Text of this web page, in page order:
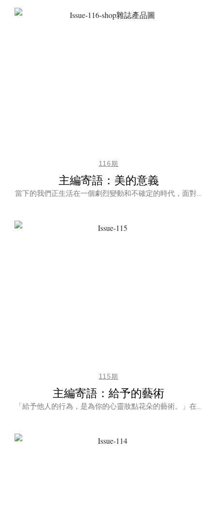
116期
主編寄語：美的意義
當下的我們正生活在一個劇烈變動和不確定的時代，面對…
115期
主編寄語：給予的藝術
「給予他人的行為，是為你的心靈妝點花朵的藝術。」在…